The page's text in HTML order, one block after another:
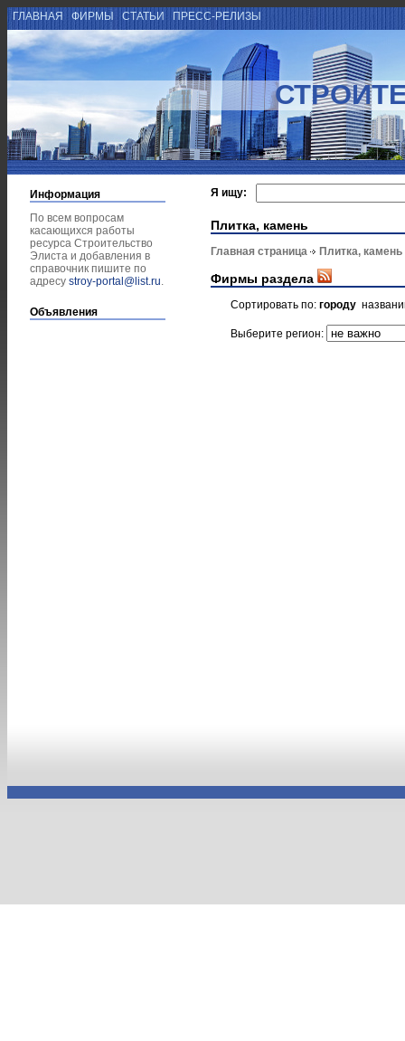
ГЛАВНАЯ ФИРМЫ СТАТЬИ ПРЕСС-РЕЛИЗЫ
Информация
По всем вопросам
касающихся работы
ресурса Строительство
Элиста и добавления в
справочник пишите по
адресу stroy-portal@list.ru.
Объявления
Я ищу:
Плитка, камень
Главная страница Плитка, камень
Фирмы раздела
Сортировать по: городу
Выберите регион: